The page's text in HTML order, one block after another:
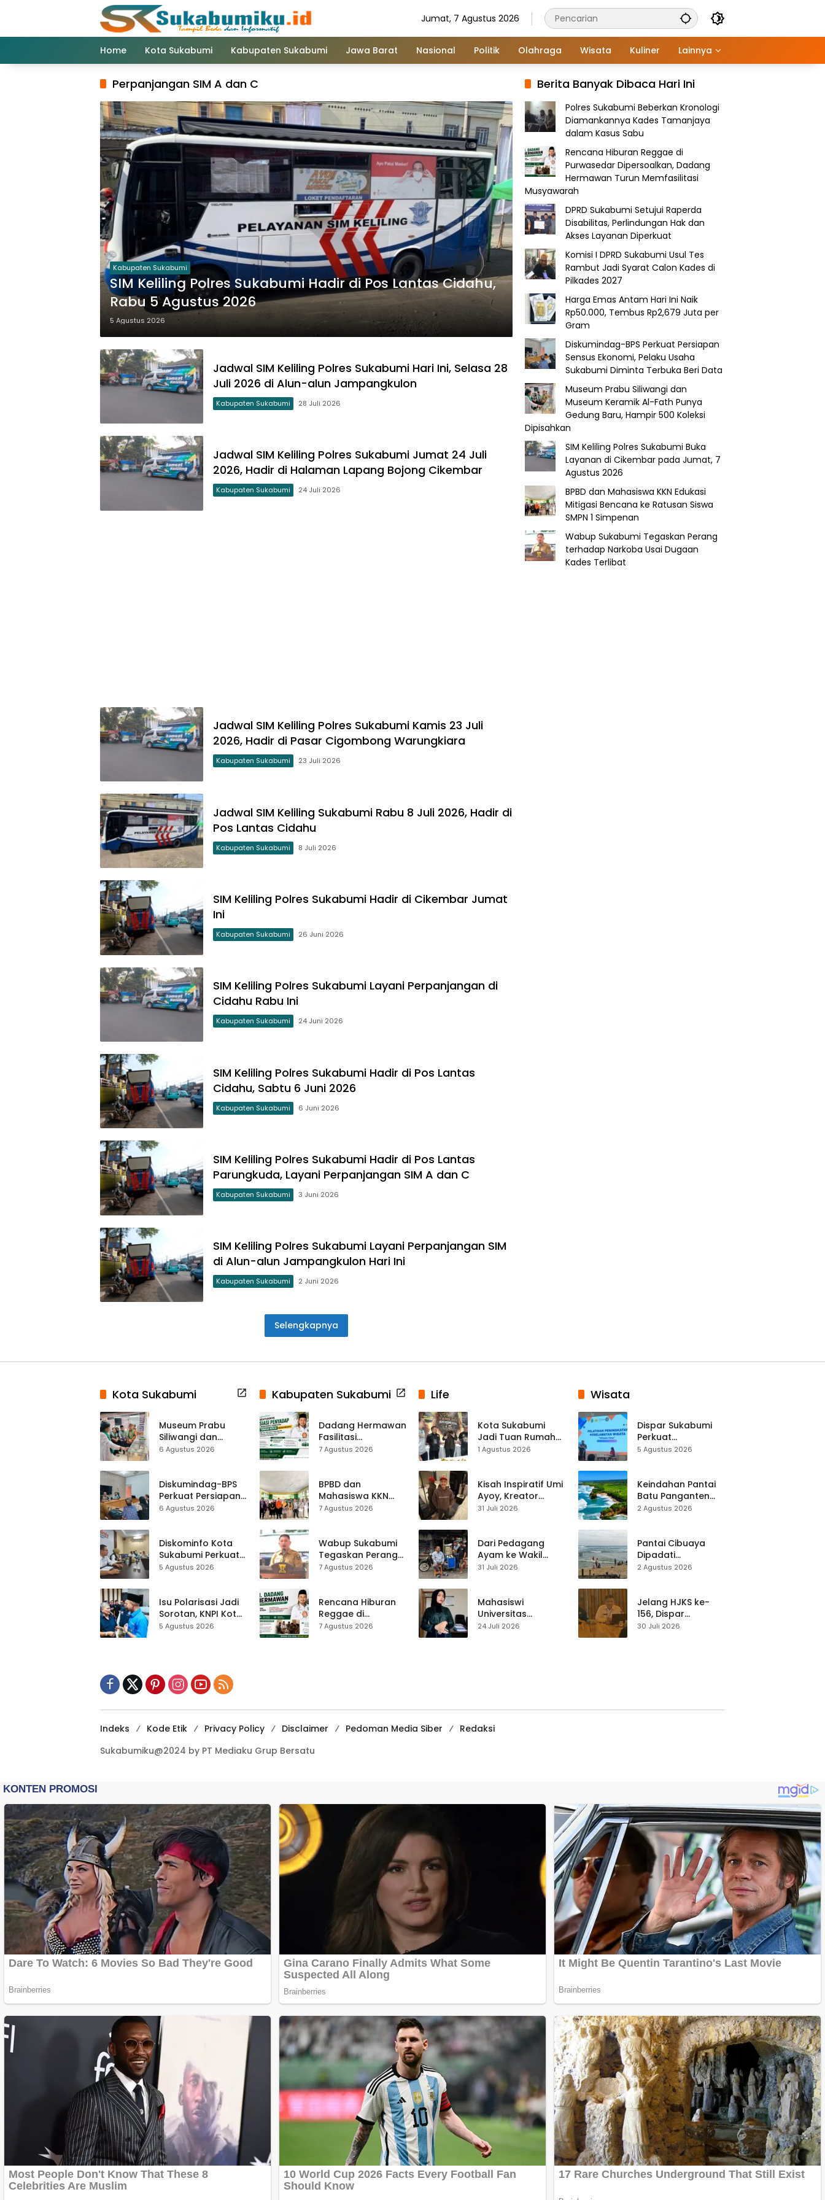
Jumat, 7 Agustus 2026
Home Kota Sukabumi Kabupaten Sukabumi Jawa Barat Nasional Politik Olahraga Wisata Kuliner Lainnya
Perpanjangan SIM A dan C
Kabupaten Sukabumi
SIM Keliling Polres Sukabumi Hadir di Pos Lantas Cidahu,
Rabu 5 Agustus 2026
5 Agustus 2026
Jadwal SIM Keliling Polres Sukabumi Hari Ini, Selasa 28
Juli 2026 di Alun-alun Jampangkulon
Kabupaten Sukabumi 28 Juli 2026
Jadwal SIM Keliling Polres Sukabumi Jumat 24 Juli
2026, Hadir di Halaman Lapang Bojong Cikembar
Kabupaten Sukabumi 24 Juli 2026
Jadwal SIM Keliling Polres Sukabumi Kamis 23 Juli
2026, Hadir di Pasar Cigombong Warungkiara
Kabupaten Sukabumi 23 Juli 2026
Jadwal SIM Keliling Sukabumi Rabu 8 Juli 2026, Hadir di
Pos Lantas Cidahu
Kabupaten Sukabumi 8 Juli 2026
SIM Keliling Polres Sukabumi Hadir di Cikembar Jumat
Ini
Kabupaten Sukabumi 26 Juni 2026
SIM Keliling Polres Sukabumi Layani Perpanjangan di
Cidahu Rabu Ini
Kabupaten Sukabumi 24 Juni 2026
SIM Keliling Polres Sukabumi Hadir di Pos Lantas
Cidahu, Sabtu 6 Juni 2026
Kabupaten Sukabumi 6 Juni 2026
SIM Keliling Polres Sukabumi Hadir di Pos Lantas
Parungkuda, Layani Perpanjangan SIM A dan C
Kabupaten Sukabumi 3 Juni 2026
SIM Keliling Polres Sukabumi Layani Perpanjangan SIM
di Alun-alun Jampangkulon Hari Ini
Kabupaten Sukabumi 2 Juni 2026
Selengkapnya
Berita Banyak Dibaca Hari Ini
Polres Sukabumi Beberkan Kronologi
Diamankannya Kades Tamanjaya
dalam Kasus Sabu
Rencana Hiburan Reggae di
Purwasedar Dipersoalkan, Dadang
Hermawan Turun Memfasilitasi
Musyawarah
DPRD Sukabumi Setujui Raperda
Disabilitas, Perlindungan Hak dan
Akses Layanan Diperkuat
Komisi I DPRD Sukabumi Usul Tes
Rambut Jadi Syarat Calon Kades di
Pilkades 2027
Harga Emas Antam Hari Ini Naik
Rp50.000, Tembus Rp2,679 Juta per
Gram
Diskumindag-BPS Perkuat Persiapan
Sensus Ekonomi, Pelaku Usaha
Sukabumi Diminta Terbuka Beri Data
Museum Prabu Siliwangi dan
Museum Keramik Al-Fath Punya
Gedung Baru, Hampir 500 Koleksi
Dipisahkan
SIM Keliling Polres Sukabumi Buka
Layanan di Cikembar pada Jumat, 7
Agustus 2026
BPBD dan Mahasiswa KKN Edukasi
Mitigasi Bencana ke Ratusan Siswa
SMPN 1 Simpenan
Wabup Sukabumi Tegaskan Perang
terhadap Narkoba Usai Dugaan
Kades Terlibat
Kota Sukabumi
Museum Prabu
Siliwangi dan
Museum Keramik
Hampir 500 Koleksi
Dipisahkan
6 Agustus 2026
Diskumindag-BPS
Perkuat Persiapan
Sensus Ekonomi,
Terbuka Beri Data
6 Agustus 2026
Diskominfo Kota
Sukabumi Perkuat
Satu Data
Kewilayahan
Dikebut
5 Agustus 2026
Isu Polarisasi Jadi
Sorotan, KNPI Kota
Sukabumi Ajak
5 Agustus 2026
Kabupaten Sukabumi
Dadang Hermawan
Fasilitasi
Pembentukan
Pekerja Dapat
Perlindungan BPJS
7 Agustus 2026
BPBD dan
Mahasiswa KKN
Edukasi Mitigasi
SMPN 1 Simpenan
7 Agustus 2026
Wabup Sukabumi
Tegaskan Perang
terhadap Narkoba
7 Agustus 2026
Rencana Hiburan
Reggae di
Purwasedar
7 Agustus 2026
Life
Kota Sukabumi
Jadi Tuan Rumah
Kontes Batu Akik
1 Agustus 2026
Kisah Inspiratif Umi
Ayoy, Kreator
TikTok Asal
Live Streaming
31 Juli 2026
Dari Pedagang
Ayam ke Wakil
Ketua DPRD, H.
Pasar Cisaat
31 Juli 2026
Mahasiswi
Universitas
Muhammadiyah
24 Juli 2026
Wisata
Dispar Sukabumi
Perkuat
Keselamatan
Mitigasi hingga
Teknik Evakuasi
5 Agustus 2026
Keindahan Pantai
Batu Panganten
Mulai Dilirik
2 Agustus 2026
Pantai Cibuaya
Dipadati
Wisatawan,
Waspada
2 Agustus 2026
Jelang HJKS ke-
156, Dispar
Kabupaten
30 Juli 2026
Indeks Kode Etik Privacy Policy Disclaimer Pedoman Media Siber
Redaksi
Sukabumiku@2024 by PT Mediaku Grup Bersatu